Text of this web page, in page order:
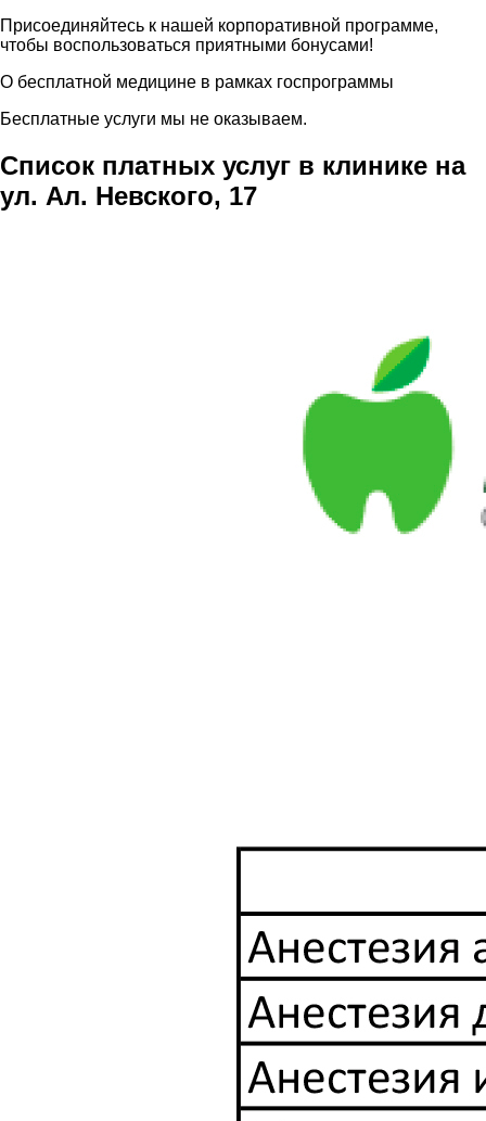
Присоединяйтесь к нашей корпоративной программе,
чтобы воспользоваться приятными бонусами!
О бесплатной медицине в рамках госпрограммы
Бесплатные услуги мы не оказываем.
Список платных услуг в клинике на
ул. Ал. Невского, 17